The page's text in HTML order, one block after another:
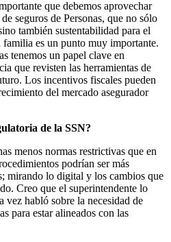
que debemos aprovechar
seguros de Personas, que no sólo
también sustentabilidad para el
es un punto muy importante.
tenemos un papel clave en
que revisten las herramientas de
Los incentivos fiscales pueden
del mercado asegurador
de la SSN?
menos normas restrictivas que en
podrían ser más
mirando lo digital y los cambios que
Creo que el superintendente lo
vez habló sobre la necesidad de
para estar alineados con las